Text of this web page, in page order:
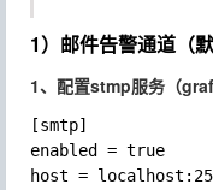
1）邮件告警通道（默
1、配置stmp服务（
[smtp]
enabled = true
host = localhost:25